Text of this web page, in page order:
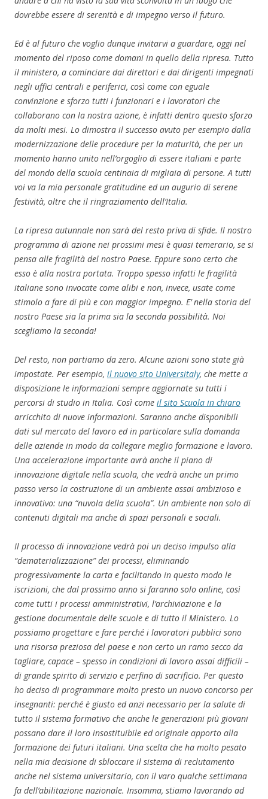
dovrebbe essere di serenità e di impegno verso il futuro.
Ed è al futuro che voglio dunque invitarvi a guardare, oggi nel
momento del riposo come domani in quello della ripresa. Tutto
il ministero, a cominciare dai direttori e dai dirigenti impegnati
negli uffici centrali e periferici, così come con eguale
convinzione e sforzo tutti i funzionari e i lavoratori che
collaborano con la nostra azione, è infatti dentro questo sforzo
da molti mesi. Lo dimostra il successo avuto per esempio dalla
modernizzazione delle procedure per la maturità, che per un
momento hanno unito nell’orgoglio di essere italiani e parte
del mondo della scuola centinaia di migliaia di persone. A tutti
voi va la mia personale gratitudine ed un augurio di serene
festività, oltre che il ringraziamento dell’Italia.
La ripresa autunnale non sarà del resto priva di sfide. Il nostro
programma di azione nei prossimi mesi è quasi temerario, se si
pensa alle fragilità del nostro Paese. Eppure sono certo che
esso è alla nostra portata. Troppo spesso infatti le fragilità
italiane sono invocate come alibi e non, invece, usate come
stimolo a fare di più e con maggior impegno. E’ nella storia del
nostro Paese sia la prima sia la seconda possibilità. Noi
scegliamo la seconda!
Del resto, non partiamo da zero. Alcune azioni sono state già
impostate. Per esempio, il nuovo sito Universitaly, che mette a
disposizione le informazioni sempre aggiornate su tutti i
percorsi di studio in Italia. Così come il sito Scuola in chiaro
arricchito di nuove informazioni. Saranno anche disponibili
dati sul mercato del lavoro ed in particolare sulla domanda
delle aziende in modo da collegare meglio formazione e lavoro.
Una accelerazione importante avrà anche il piano di
innovazione digitale nella scuola, che vedrà anche un primo
passo verso la costruzione di un ambiente assai ambizioso e
innovativo: una “nuvola della scuola”. Un ambiente non solo di
contenuti digitali ma anche di spazi personali e sociali.
Il processo di innovazione vedrà poi un deciso impulso alla
“dematerializzazione” dei processi, eliminando
progressivamente la carta e facilitando in questo modo le
iscrizioni, che dal prossimo anno si faranno solo online, così
come tutti i processi amministrativi, l’archiviazione e la
gestione documentale delle scuole e di tutto il Ministero. Lo
possiamo progettare e fare perché i lavoratori pubblici sono
una risorsa preziosa del paese e non certo un ramo secco da
tagliare, capace – spesso in condizioni di lavoro assai difficili –
di grande spirito di servizio e perfino di sacrificio. Per questo
ho deciso di programmare molto presto un nuovo concorso per
insegnanti: perché è giusto ed anzi necessario per la salute di
tutto il sistema formativo che anche le generazioni più giovani
possano dare il loro insostituibile ed originale apporto alla
formazione dei futuri italiani. Una scelta che ha molto pesato
nella mia decisione di sbloccare il sistema di reclutamento
anche nel sistema universitario, con il varo qualche settimana
fa dell’abilitazione nazionale. Insomma, stiamo lavorando ad